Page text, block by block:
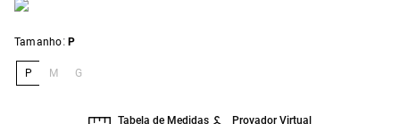
Tamanho: P
P M G
Provador Virtual
Tabela de Medidas